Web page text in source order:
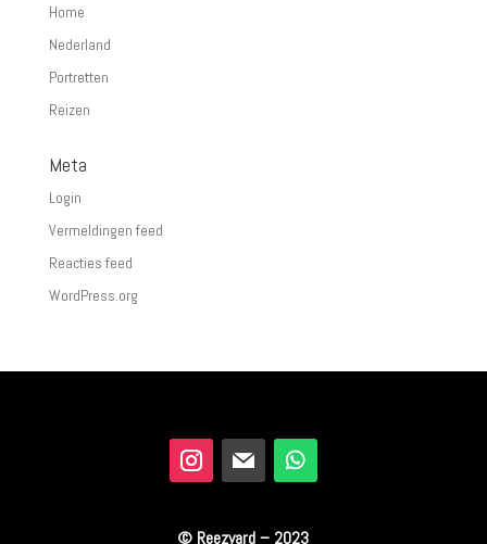
Home
Nederland
Portretten
Reizen
Meta
Login
Vermeldingen feed
Reacties feed
WordPress.org
© Reezyard – 2023